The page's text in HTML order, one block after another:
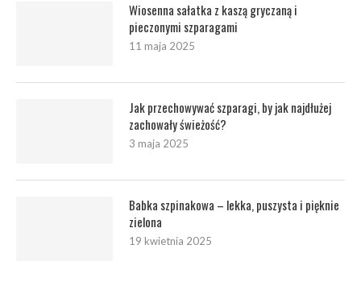
Wiosenna sałatka z kaszą gryczaną i
pieczonymi szparagami
11 maja 2025
Jak przechowywać szparagi, by jak najdłużej
zachowały świeżość?
3 maja 2025
Babka szpinakowa – lekka, puszysta i pięknie
zielona
19 kwietnia 2025